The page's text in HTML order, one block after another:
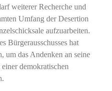
weiterer Recherche und
Umfang der Desertion
aufzuarbeiten.
Bürgerausschusses hat
um das Andenken an seine
demokratischen